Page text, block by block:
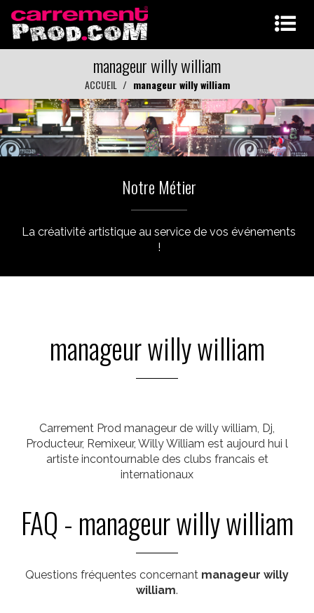
manageur willy william
ACCUEIL manageur willy william
Notre Métier
La créativité artistique au service de vos événements
!
manageur willy william
Carrement Prod manageur de willy william, Dj,
Producteur, Remixeur, Willy William est aujourd hui l
artiste incontournable des clubs francais et
internationaux
FAQ - manageur willy william
Questions fréquentes concernant manageur willy
william.